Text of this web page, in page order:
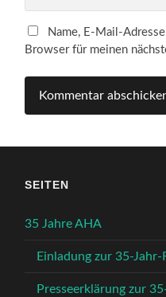
Name, E-Mail-
Browser für meinen
SEITEN
35 Jahre AHA
Einladung zur 35-Jahr-
Presseerklärung zur